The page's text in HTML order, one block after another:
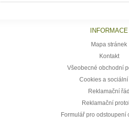
INFORMACE
Mapa stránek
Kontakt
Všeobecné obchodní
Cookies a sociální
Reklamační řád
Reklamační
Formulář pro odstoupení